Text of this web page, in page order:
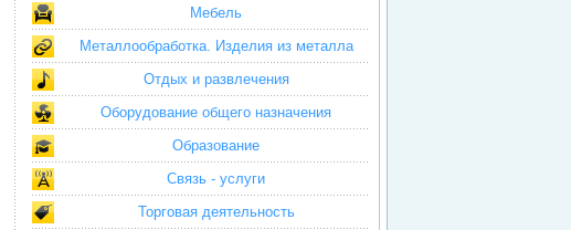
Мебель
Металлообработка. Изделия из металла
Отдых и развлечения
Оборудование общего назначения
Образование
Связь - услуги
Торговая деятельность